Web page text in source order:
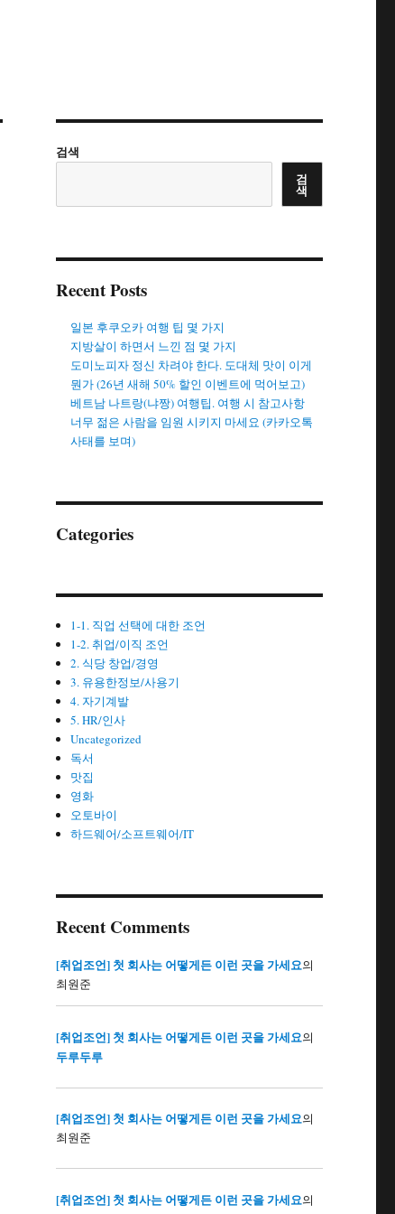
검색
검
색
Recent Posts
일본 후쿠오카 여행 팁 몇 가지
지방살이 하면서 느낀 점 몇 가지
도미노피자 정신 차려야 한다. 도대체 맛이 이게
뭔가 (26년 새해 50% 할인 이벤트에 먹어보고)
베트남 나트랑(냐짱) 여행팁. 여행 시 참고사항
너무 젊은 사람을 임원 시키지 마세요 (카카오톡
사태를 보며)
Categories
1-1. 직업 선택에 대한 조언
1-2. 취업/이직 조언
2. 식당 창업/경영
3. 유용한정보/사용기
4. 자기계발
5. HR/인사
Uncategorized
독서
맛집
영화
오토바이
하드웨어/소프트웨어/IT
Recent Comments
[취업조언] 첫 회사는 어떻게든 이런 곳을 가세요의
최원준
[취업조언] 첫 회사는 어떻게든 이런 곳을 가세요의
두루두루
[취업조언] 첫 회사는 어떻게든 이런 곳을 가세요의
최원준
[취업조언] 첫 회사는 어떻게든 이런 곳을 가세요의